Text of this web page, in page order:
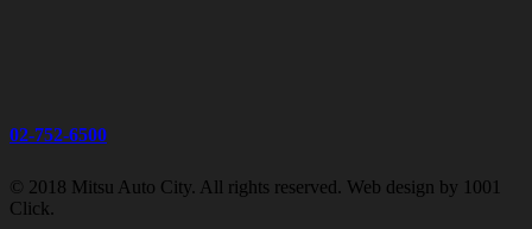
02-752-6500
© 2018 Mitsu Auto City. All rights reserved. Web design by 1001
Click.